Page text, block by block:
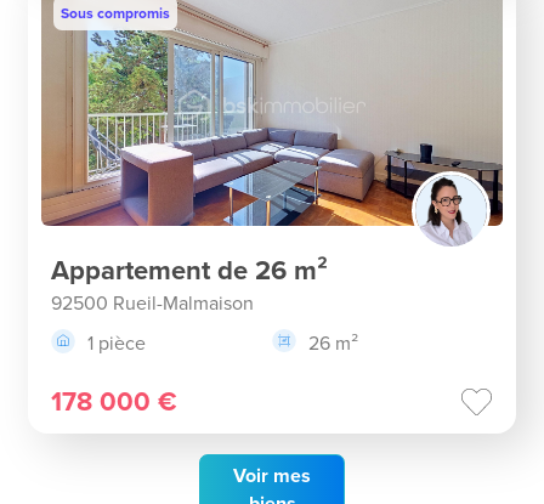
Voir mes
Sous compromis
Appartement de 26 m²
92500 Rueil-Malmaison
1 pièce
26 m²
178 000 €